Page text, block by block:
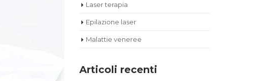
Laser terapia
Epilazione laser
Malattie veneree
Articoli recenti